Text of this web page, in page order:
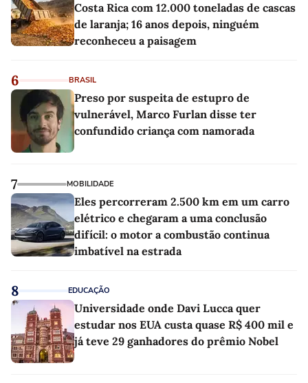
Costa Rica com 12.000 toneladas de cascas
de laranja; 16 anos depois, ninguém
reconheceu a paisagem
6 BRASIL
Preso por suspeita de estupro de
vulnerável, Marco Furlan disse ter
confundido criança com namorada
7 MOBILIDADE
Eles percorreram 2.500 km em um carro
elétrico e chegaram a uma conclusão
difícil: o motor a combustão continua
imbatível na estrada
8 EDUCAÇÃO
Universidade onde Davi Lucca quer
estudar nos EUA custa quase R$ 400 mil e
já teve 29 ganhadores do prêmio Nobel